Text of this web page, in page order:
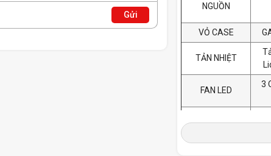
Gửi
NGUỒN
VỎ CASE
TẢN NHIỆT
FAN LED
3